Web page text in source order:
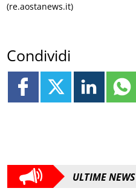
(re.aostanews.it)
Condividi
ULTIME NEWS